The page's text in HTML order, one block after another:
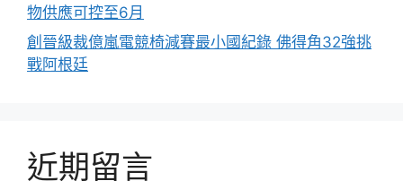
物供應可控至6月
創晉級裁億嵐電競椅減賽最小國紀錄 佛得角32強挑
戰阿根廷
近期留言